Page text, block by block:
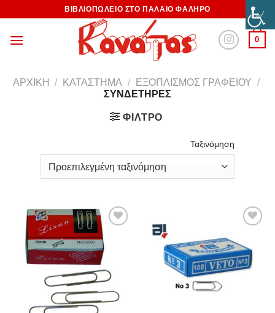
ΒΙΒΛΙΟΠΩΛΕΙΟ ΣΤΟ ΠΑΛΑΙΟ ΦΑΛΗΡΟ
0
ΑΡΧΙΚΉ / ΚΑΤΆΣΤΗΜΑ / ΕΞΟΠΛΙΣΜΌΣ ΓΡΑΦΕΊΟΥ /
ΣΥΝΔΕΤΉΡΕΣ
ΦΊΛΤΡΟ
Ταξινόμηση
Προσθήκη
Wishlist
Προσθήκη
στη
Wishlist